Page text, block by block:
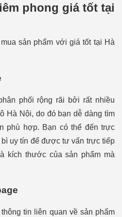
phong giá tốt tại
sản phẩm với giá tốt tại Hà
phối rộng rãi bởi rất nhiều
Hà Nội, do đó bạn dễ dàng tìm
phù hợp. Bạn có thể đến trực
uy tín để được tư vấn trực tiếp
kích thước của sản phẩm mà
tin liên quan về sản phẩm